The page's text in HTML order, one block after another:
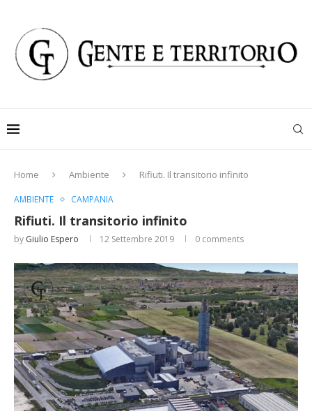
Home Ambiente Rifiuti. Il transitorio infinito
AMBIENTE CAMPANIA
Rifiuti. Il transitorio infinito
by Giulio Espero 12 Settembre 2019 0 comments